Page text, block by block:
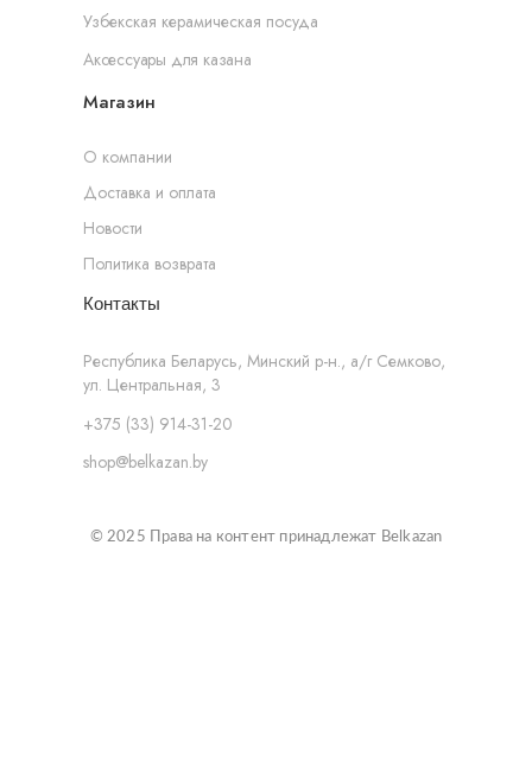
Узбекская керамическая посуда
Аксессуары для казана
Магазин
О компании
Доставка и оплата
Новости
Политика возврата
Контакты
Республика Беларусь, Минский р-н., а/г Семково,
ул. Центральная, 3
+375 (33) 914-31-20
shop@belkazan.by
© 2025 Права на контент принадлежат Belkazan